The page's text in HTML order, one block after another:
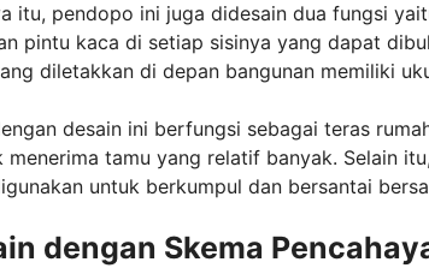
itu, pendopo ini juga didesain dua fungsi
pintu kaca di setiap sisinya yang dapat
diletakkan di depan bangunan memiliki
desain ini berfungsi sebagai teras
menerima tamu yang relatif banyak. Selain
untuk berkumpul dan bersantai
dengan Skema